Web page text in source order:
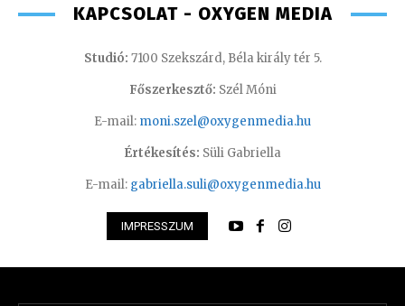
KAPCSOLAT - OXYGEN MEDIA
Studió: 7100 Szekszárd, Béla király tér 5.
Főszerkesztő: Szél Móni
E-mail: moni.szel@oxygenmedia.hu
Értékesítés: Süli Gabriella
E-mail: gabriella.suli@oxygenmedia.hu
IMPRESSZUM